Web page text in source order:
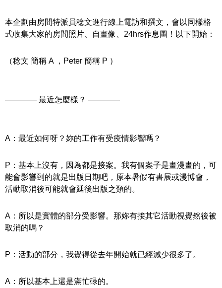
本企劃由房間特派員稔文進行線上電訪和撰文，會以同樣格
式收集大家的房間照片、自畫像、24hrs作息圖！以下開始：
（稔文 簡稱 A ，Peter 簡稱 P ）
———— 最近怎麼樣？ ————
A：最近如何呀？妳的工作有受疫情影響嗎？
P：基本上沒有，因為都是接案。我有個案子是畫漫畫的，可
能會影響到的就是出版日期吧，原本暑假有書展或漫博會，
活動取消後可能就會延後出版之類的。
A：所以是實體的部分受影響。那妳有接其它活動視覺然後被
取消的嗎？
P：活動的部分，我覺得從去年開始就已經減少很多了。
A：所以基本上還是滿忙碌的。